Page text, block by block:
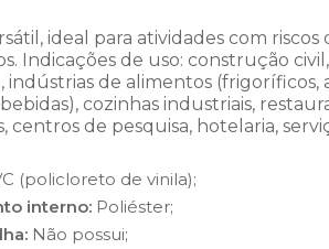
ideal para atividades com
Indicações de uso: construção
indústrias de alimentos (frigoríficos,
cozinhas industriais,
centros de pesquisa, hotelaria,
(policloreto de vinila);
interno: Poliéster;
Não possui;